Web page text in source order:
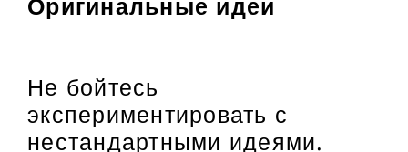
Не бойтесь
экспериментировать с
нестандартными идеями.